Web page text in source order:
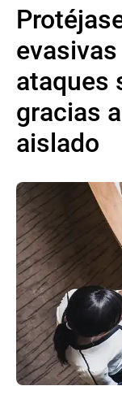
ataques
gracias
aislado